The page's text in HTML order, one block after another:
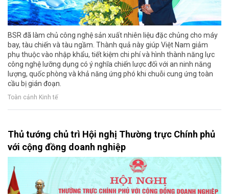
BSR đã làm chủ công nghệ sản xuất nhiên liệu đặc chủng cho máy
bay, tàu chiến và tàu ngầm. Thành quả này giúp Việt Nam giảm
phụ thuộc vào nhập khẩu, tiết kiệm chi phí và hình thành năng lực
công nghệ lưỡng dụng có ý nghĩa chiến lược đối với an ninh năng
lượng, quốc phòng và khả năng ứng phó khi chuỗi cung ứng toàn
cầu bị gián đoạn.
Toàn cảnh Kinh tế
Thủ tướng chủ trì Hội nghị Thường trực Chính phủ
với cộng đồng doanh nghiệp